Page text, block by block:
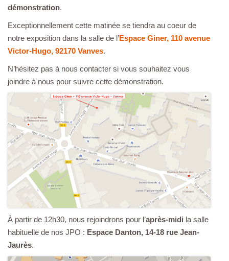
démonstration.
Exceptionnellement cette matinée se tiendra au coeur de
notre exposition dans la salle de l’Espace Giner, 110 avenue
Victor-Hugo, 92170 Vanves.
N’hésitez pas à nous contacter si vous souhaitez vous
joindre à nous pour suivre cette démonstration.
À partir de 12h30, nous rejoindrons pour l’après-midi la salle
habituelle de nos JPO : Espace Danton, 14-18 rue Jean-
Jaurès.